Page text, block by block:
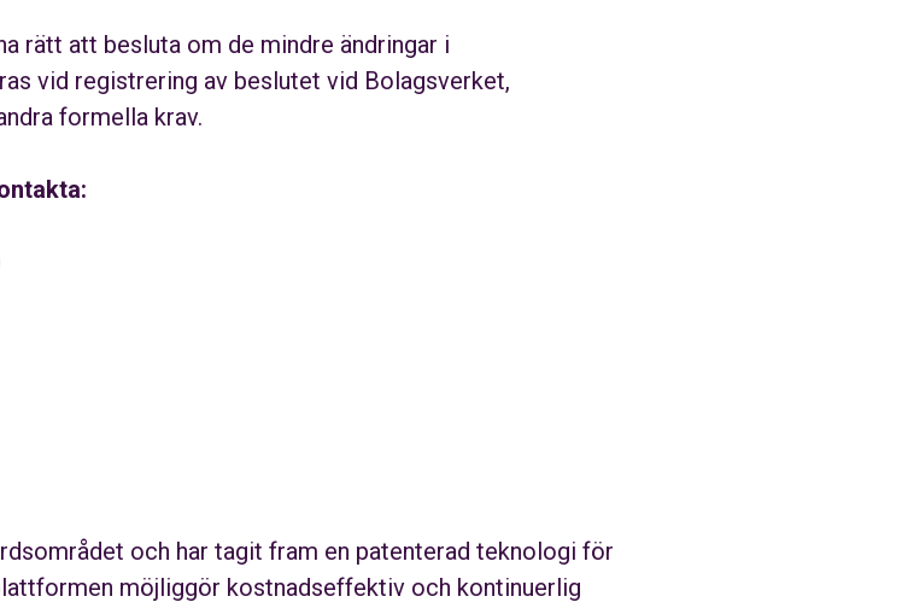
rätt att besluta om de mindre ändringar i
vid registrering av beslutet vid Bolagsverket,
formella krav.
och har tagit fram en patenterad teknologi för
möjliggör kostnadseffektiv och kontinuerlig